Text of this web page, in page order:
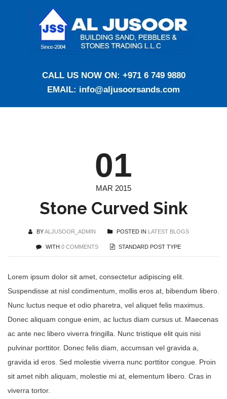
CALL US NOW ON: +971 6 749 9880
EMAIL: info@aljusoorsands.com
01
MAR 2015
Stone Curved Sink
BYALJUSOOR_ADMIN POSTED IN LATEST BLOGS
WITH 0 COMMENTS STANDARD POST TYPE
Lorem ipsum dolor sit amet, consectetur adipiscing elit.
Suspendisse at nisl condimentum, mollis eros at, bibendum libero.
Nunc luctus neque et odio pharetra, vel aliquet felis maximus.
Donec aliquam congue enim, ac luctus diam cursus ut. Maecenas
ac ante nec libero viverra fringilla. Nunc tristique elit quis nisi
pulvinar porttitor. Donec felis diam, accumsan vel gravida a,
gravida id eros. Sed molestie viverra nunc porttitor congue. Proin
sit amet nibh aliquam, molestie mi at, elementum libero. Cras in
viverra tortor.